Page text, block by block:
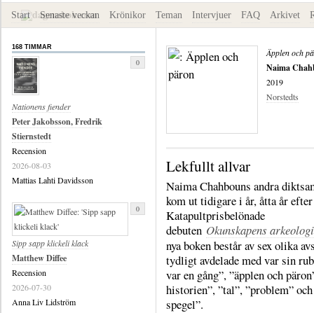
Start Senaste veckan Krönikor Teman Intervjuer FAQ Arkivet
Äpplen och
Naima
2019
Norstedts
Lekfullt allvar
Naima Chahbouns andra
kom ut tidigare i år, åtta år
Katapultprisbelönade
debuten Okunskapens arkeologi
nya boken består av sex olika
tydligt avdelade med var sin
var en gång”, ”äpplen och
historien”, ”tal”, ”problem”
spegel”.
168 TIMMAR
Nationens fiender
Peter Jakobsson, Fredrik
Stiernstedt
Recension
2026-08-03
Mattias Lahti Davidsson
0
Sipp sapp klickeli klack
Matthew Diffee
Recension
2026-07-30
Anna Liv Lidström
0